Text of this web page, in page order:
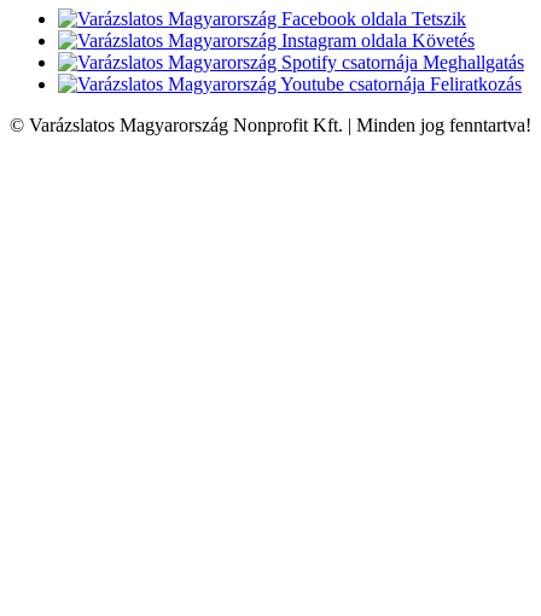
Tetszik
Követés
Meghallgatás
Feliratkozás
© Varázslatos Magyarország Nonprofit Kft. | Minden jog fenntartva!